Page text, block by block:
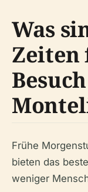
Was
Zeiten
Frühe
bieten das
weniger